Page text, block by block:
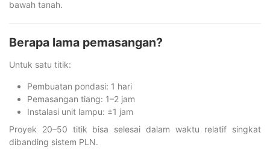
bawah tanah.
Berapa lama pemasangan?
Untuk satu titik:
Pembuatan pondasi: 1 hari
Pemasangan tiang: 1–2 jam
Instalasi unit lampu: ±1 jam
Proyek 20–50 titik bisa selesai dalam waktu relatif singkat
dibanding sistem PLN.